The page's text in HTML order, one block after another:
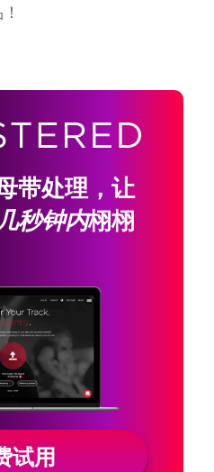
带处理，让
秒钟内栩栩
试用